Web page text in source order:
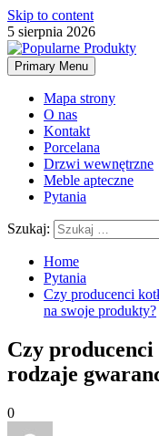
Skip to content
5 sierpnia 2026
Primary Menu
Mapa strony
O nas
Kontakt
Porcelana
Drzwi wewnętrzne
Meble apteczne
Pytania
Szukaj:
Home
Pytania
Czy producenci
na swoje produkty?
Czy
rodzaje
0